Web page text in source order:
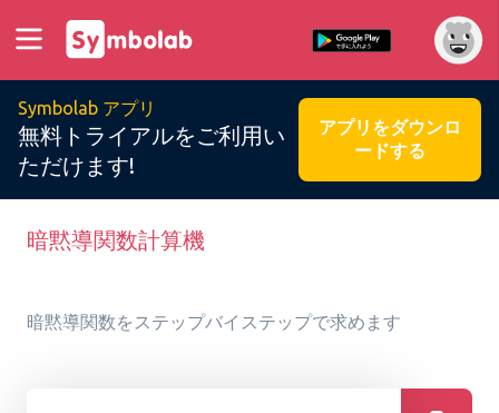
Symbolab アプリ
無料トライアルをご利用い
ただけます!
アプリをダウンロ
ードする
暗黙導関数計算機
暗黙導関数をステップバイステップで求めます